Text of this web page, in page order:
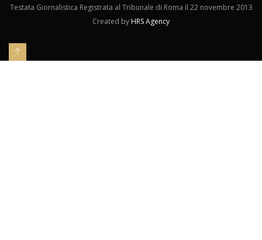
Testata Giornalistica Registrata al Tribunale di Roma il 22 novembre 2013
Created by HRS Agency